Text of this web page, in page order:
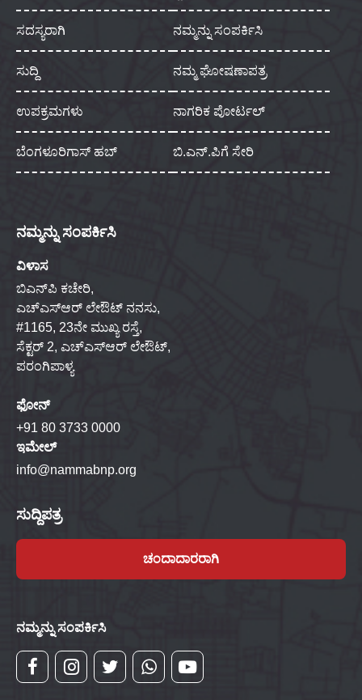
ಸದಸ್ಯರಾಗಿ ನಮ್ಮನ್ನು ಸಂಪರ್ಕಿಸಿ
ಸುದ್ದಿ ನಮ್ಮ ಘೋಷಣಾಪತ್ರ
ಉಪಕ್ರಮಗಳು ನಾಗರಿಕ ಪೋರ್ಟಲ್
ಬೆಂಗಳೂರಿಗಾಸ್ ಹಬ್ ಬಿ.ಎನ್.ಪಿಗೆ ಸೇರಿ
ನಮ್ಮನ್ನು ಸಂಪರ್ಕಿಸಿ
ವಿಳಾಸ
ಬಿಎನ್‌ಪಿ ಕಚೇರಿ,
ಎಚ್‌ಎಸ್‌ಆರ್ ಲೇಔಟ್ ನನಸು,
#1165, 23ನೇ ಮುಖ್ಯ ರಸ್ತೆ,
ಸೆಕ್ಟರ್ 2, ಎಚ್‌ಎಸ್‌ಆರ್ ಲೇಔಟ್,
ಪರಂಗಿಪಾಳ್ಯ
ಫೋನ್
+91 80 3733 0000
ಇಮೇಲ್
info@nammabnp.org
ಸುದ್ದಿಪತ್ರ
ಚಂದಾದಾರರಾಗಿ
ನಮ್ಮನ್ನು ಸಂಪರ್ಕಿಸಿ